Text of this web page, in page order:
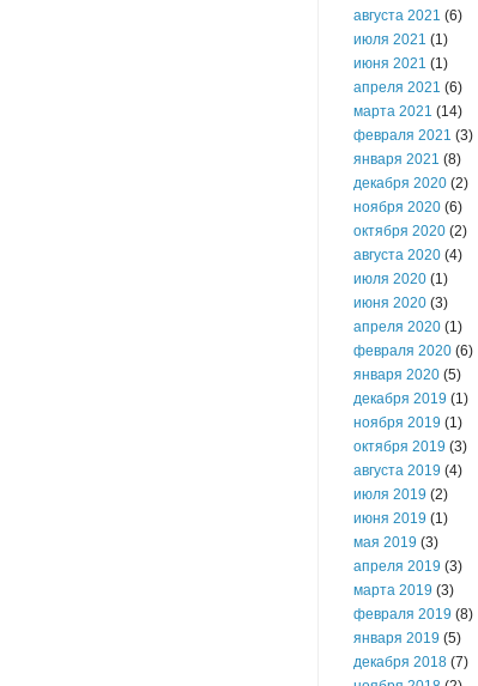
августа 2021 (6)
июля 2021 (1)
июня 2021 (1)
апреля 2021 (6)
марта 2021 (14)
февраля 2021 (3)
января 2021 (8)
декабря 2020 (2)
ноября 2020 (6)
октября 2020 (2)
августа 2020 (4)
июля 2020 (1)
июня 2020 (3)
апреля 2020 (1)
февраля 2020 (6)
января 2020 (5)
декабря 2019 (1)
ноября 2019 (1)
октября 2019 (3)
августа 2019 (4)
июля 2019 (2)
июня 2019 (1)
мая 2019 (3)
апреля 2019 (3)
марта 2019 (3)
февраля 2019 (8)
января 2019 (5)
декабря 2018 (7)